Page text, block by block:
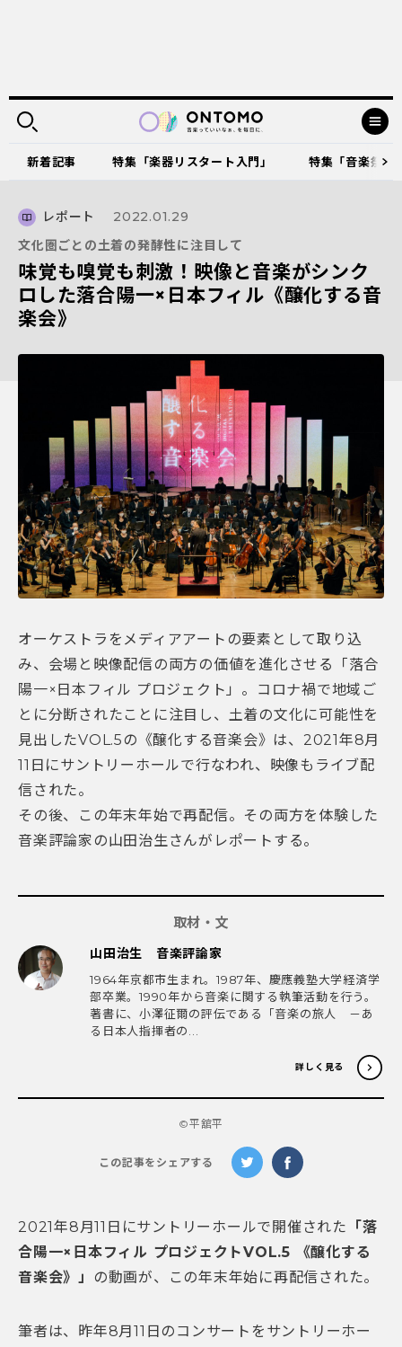
新着記事 特集「楽器リスタート入門」 特集「音楽祭
レポート
2022.01.29
文化圏ごとの土着の発酵性に注目して
味覚も嗅覚も刺激！映像と音楽がシンク
ロした落合陽一×日本フィル《醸化する音
楽会》
オーケストラをメディアアートの要素として取り込
み、会場と映像配信の両方の価値を進化させる「落合
陽一×日本フィル プロジェクト」。コロナ禍で地域ご
とに分断されたことに注目し、土着の文化に可能性を
見出したVOL.5の《醸化する音楽会》は、2021年8月
11日にサントリーホールで行なわれ、映像もライブ配
信された。
その後、この年末年始で再配信。その両方を体験した
音楽評論家の山田治生さんがレポートする。
取材・文
山田治生 音楽評論家
1964年京都市生まれ。1987年、慶應義塾大学経済学
部卒業。1990年から音楽に関する執筆活動を行う。
著書に、小澤征爾の評伝である「音楽の旅人 －あ
る日本人指揮者の...
詳しく見る
©️平舘平
この記事をシェアする
2021年8月11日にサントリーホールで開催された 「落
合陽一×日本フィル プロジェクトVOL.5 《醸化する
音楽会》」
の動画が、この年末年始に再配信された。
筆者は、昨年8月11日のコンサートをサントリーホー